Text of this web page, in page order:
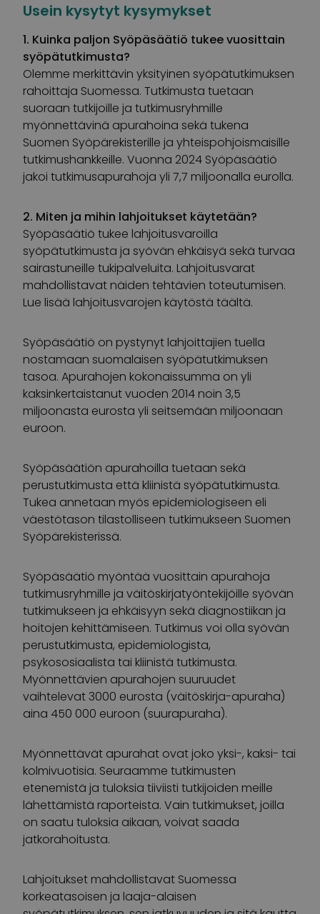
Usein kysytyt kysymykset
1. Kuinka paljon Syöpäsäätiö tukee vuosittain
syöpätutkimusta?
Olemme merkittävin yksityinen syöpätutkimuksen
rahoittaja Suomessa. Tutkimusta tuetaan
suoraan tutkijoille ja tutkimusryhmille
myönnettävinä apurahoina sekä tukena
Suomen Syöpärekisterille ja yhteispohjoismaisille
tutkimushankkeille. Vuonna 2024 Syöpäsäätiö
jakoi tutkimusapurahoja yli 7,7 miljoonalla eurolla.
2. Miten ja mihin lahjoitukset käytetään?
Syöpäsäätiö tukee lahjoitusvaroilla
syöpätutkimusta ja syövän ehkäisyä sekä turvaa
sairastuneille tukipalveluita. Lahjoitusvarat
mahdollistavat näiden tehtävien toteutumisen.
Lue lisää lahjoitusvarojen käytöstä täältä.
Syöpäsäätiö on pystynyt lahjoittajien tuella
nostamaan suomalaisen syöpätutkimuksen
tasoa. Apurahojen kokonaissumma on yli
kaksinkertaistanut vuoden 2014 noin 3,5
miljoonasta eurosta yli seitsemään miljoonaan
euroon.
Syöpäsäätiön apurahoilla tuetaan sekä
perustutkimusta että kliinistä syöpätutkimusta.
Tukea annetaan myös epidemiologiseen eli
väestötason tilastolliseen tutkimukseen Suomen
Syöpärekisterissä.
Syöpäsäätiö myöntää vuosittain apurahoja
tutkimusryhmille ja väitöskirjatyöntekijöille syövän
tutkimukseen ja ehkäisyyn sekä diagnostiikan ja
hoitojen kehittämiseen. Tutkimus voi olla syövän
perustutkimusta, epidemiologista,
psykososiaalista tai kliinistä tutkimusta.
Myönnettävien apurahojen suuruudet
vaihtelevat 3000 eurosta (väitöskirja-apuraha)
aina 450 000 euroon (suurapuraha).
Myönnettävät apurahat ovat joko yksi-, kaksi- tai
kolmivuotisia. Seuraamme tutkimusten
etenemistä ja tuloksia tiiviisti tutkijoiden meille
lähettämistä raporteista. Vain tutkimukset, joilla
on saatu tuloksia aikaan, voivat saada
jatkorahoitusta.
Lahjoitukset mahdollistavat Suomessa
korkeatasoisen ja laaja-alaisen